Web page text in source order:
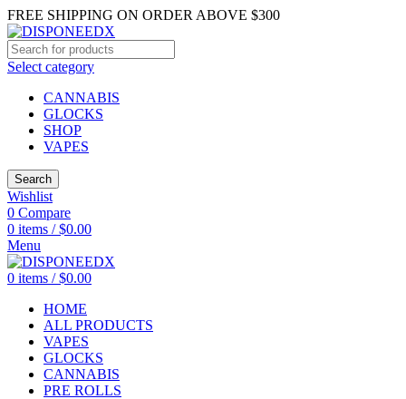
FREE SHIPPING ON ORDER ABOVE $300
Select category
CANNABIS
GLOCKS
SHOP
VAPES
Search
Wishlist
0 Compare
0 items / $0.00
Menu
0 items / $0.00
HOME
ALL PRODUCTS
VAPES
GLOCKS
CANNABIS
PRE ROLLS